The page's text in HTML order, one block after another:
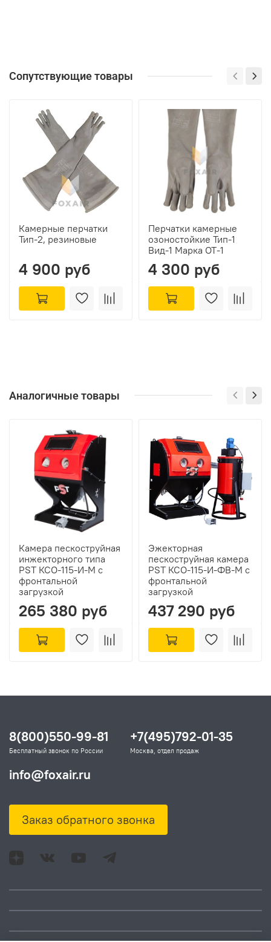
Сопутствующие товары
Камерные перчатки
Тип-2, резиновые
4 900 руб
Перчатки камерные
озоностойкие Тип-1
Вид-1 Марка ОТ-1
4 300 руб
Аналогичные товары
Камера пескоструйная
инжекторного типа
PST КСО-115-И-М с
фронтальной
загрузкой
265 380 руб
Эжекторная
пескоструйная камера
PST КСО-115-И-ФВ-М с
фронтальной
загрузкой
437 290 руб
8(800)550-99-81
Бесплатный звонок по России
+7(495)792-01-35
Москва, отдел продаж
info@foxair.ru
Заказ обратного звонка